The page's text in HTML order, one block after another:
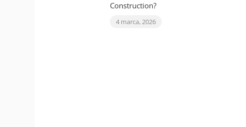
Construction?
4 marca, 2026